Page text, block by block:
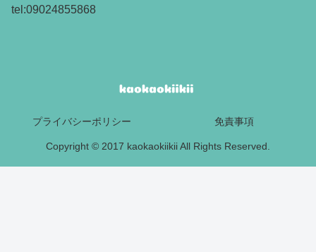
tel:09024855868
プライバシーポリシー 免責事項
Copyright © 2017 kaokaokiikii All Rights Reserved.